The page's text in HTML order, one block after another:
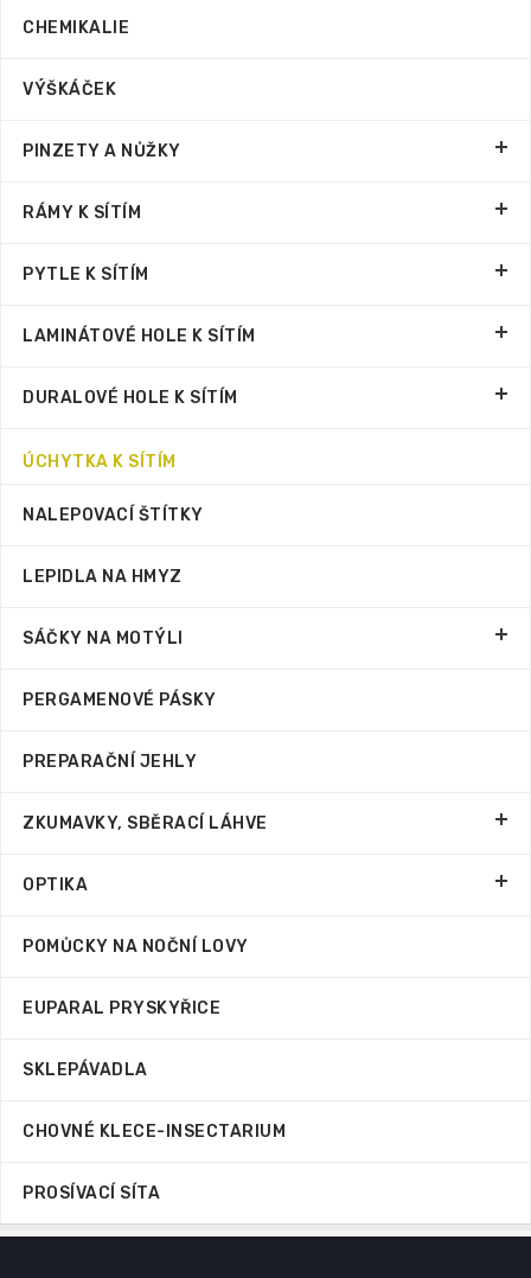
CHEMIKALIE
VÝŠKÁČEK
PINZETY A NŮŽKY
RÁMY K SÍTÍM
PYTLE K SÍTÍM
LAMINÁTOVÉ HOLE K SÍTÍM
DURALOVÉ HOLE K SÍTÍM
ÚCHYTKA K SÍTÍM
NALEPOVACÍ ŠTÍTKY
LEPIDLA NA HMYZ
SÁČKY NA MOTÝLI
PERGAMENOVÉ PÁSKY
PREPARAČNÍ JEHLY
ZKUMAVKY, SBĚRACÍ LÁHVE
OPTIKA
POMŮCKY NA NOČNÍ LOVY
EUPARAL PRYSKYŘICE
SKLEPÁVADLA
CHOVNÉ KLECE-INSECTARIUM
PROSÍVACÍ SÍTA